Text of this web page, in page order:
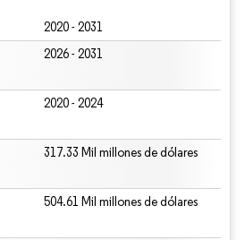
2020 - 2031
2026 - 2031
2020 - 2024
317.33 Mil millones de dólares
504.61 Mil millones de dólares